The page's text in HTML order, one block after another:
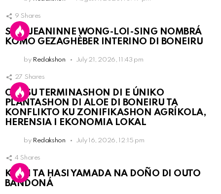
9 Shares
SRA. JEANINNE WONG-LOI-SING NOMBRÁ
KOMO GEZAGHÈBER INTERINO DI BONEIRU
by Redakshon July 21, 2026, 11:43 pm
27 Shares
OLB SU TERMINASHON DI E ÚNIKO
PLANTASHON DI ALOE DI BONEIRU TA
KONFLIKTO KU ZONIFIKASHON AGRÍKOLA,
HERENSIA I EKONOMIA LOKAL
by Redakshon July 16, 2026, 12:15 pm
4 Shares
KPCN TA HASI YAMADA NA DOÑO DI OUTO
BANDONÁ